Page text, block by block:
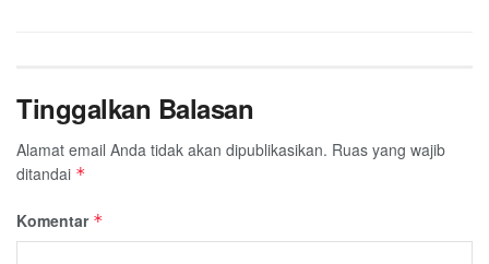
Tinggalkan Balasan
Alamat email Anda tidak akan dipublikasikan. Ruas yang wajib
ditandai *
Komentar *